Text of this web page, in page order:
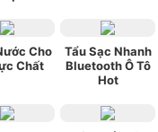
Cho
Chất
Tẩu Sạc Nhanh
Bluetooth Ô Tô
Hot